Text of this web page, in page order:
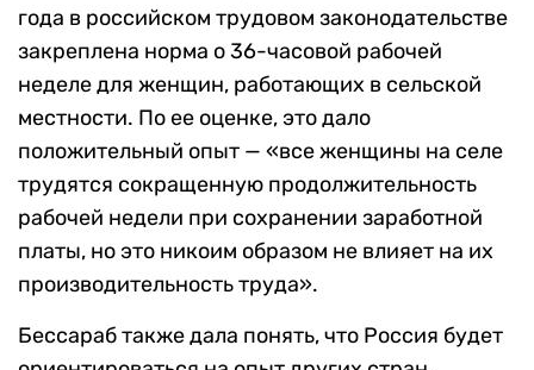
года в российском трудовом законодательстве
закреплена норма о 36-часовой рабочей
неделе для женщин, работающих в сельской
местности. По ее оценке, это дало
положительный опыт — «все женщины на селе
трудятся сокращенную продолжительность
рабочей недели при сохранении заработной
платы, но это никоим образом не влияет на их
производительность труда».
Бессараб также дала понять, что Россия будет